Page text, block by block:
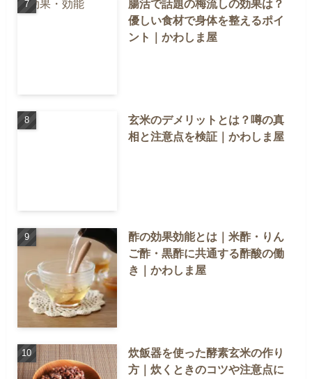
腸活で話題の梅流しの効果は？
優しい食材で身体を整えるポイ
ント｜かわしま屋
玄米のデメリットとは？噂の真
相と注意点を検証｜かわしま屋
酢の効果効能とは｜米酢・りん
ご酢・黒酢に共通する酢酸の働
き｜かわしま屋
炊飯器を使った酵素玄米の作り
方｜炊くときのコツや注意点に